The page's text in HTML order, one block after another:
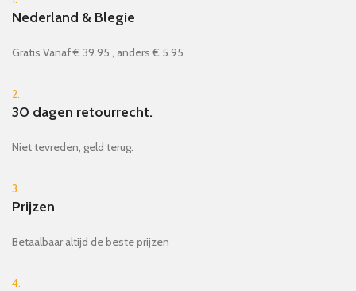
Nederland & Blegie
Gratis Vanaf € 39.95 , anders € 5.95
2.
30 dagen retourrecht.
Niet tevreden, geld terug.
3.
Prijzen
Betaalbaar altijd de beste prijzen
4.